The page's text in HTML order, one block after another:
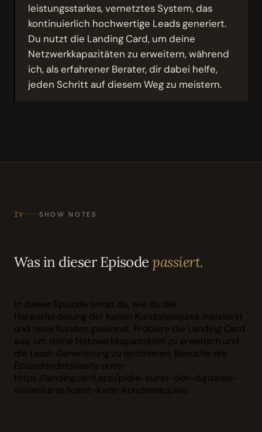
leistungsstarkes, vernetztes System, das
kontinuierlich hochwertige Leads generiert.
Du nutzt die Landing Card, um deine
Netzwerkkapazitäten zu erweitern, während
ich, als erfahrener Berater, dir dabei helfe,
jeden Schritt auf diesem Weg zu meistern.
IV SHOW NOTES
Was in dieser Episodepassiert.
In dieser Episode lernst du, wie du die
Herausforderung der kalten Kundenakquise meisterst
und neue Kunden gewinnst. Probiere die Landing Card
aus, um deine Netzwerkkapazitäten zu erweitern und
die Lead-Generierung zu optimieren. Besuche die
Episodendetailseite unter
https://landingcard.app/p/die-kunst-der-digitalen-
visitenkarte/kunst-kalte-kundenakquise.